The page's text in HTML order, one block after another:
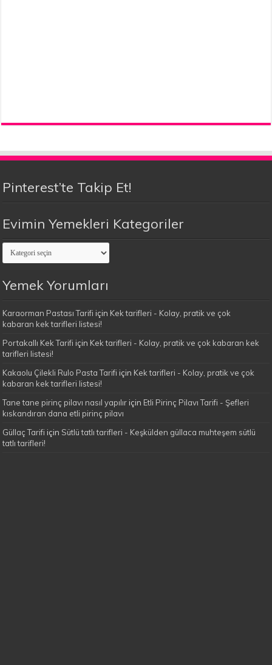
Pinterest’te Takip Et!
Evimin Yemekleri Kategoriler
Evimin
Yemekleri
Kategoriler
Yemek Yorumları
Karaorman Pastası Tarifi için Kek tarifleri - Kolay, pratik ve çok
kabaran kek tarifleri listesi!
Portakallı Kek Tarifi için Kek tarifleri - Kolay, pratik ve çok kabaran kek
tarifleri listesi!
Kakaolu Çilekli Rulo Pasta Tarifi için Kek tarifleri - Kolay, pratik ve çok
kabaran kek tarifleri listesi!
Tane tane pirinç pilavı nasıl yapılır için Etli Pirinç Pilavı Tarifi - Şefleri
kıskandıran dana etli pirinç pilavı
Güllaç Tarifi için Sütlü tatlı tarifleri - Keşkülden güllaca muhteşem sütlü
tatlı tarifleri!